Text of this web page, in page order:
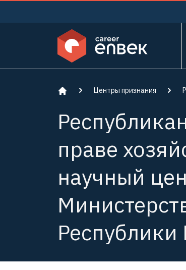
Центры признания
праве
научный
Республики